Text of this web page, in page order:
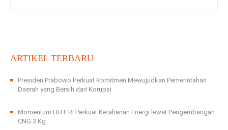
ARTIKEL TERBARU
Presiden Prabowo Perkuat Komitmen Mewujudkan Pemerintahan
Daerah yang Bersih dari Korupsi
Momentum HUT RI Perkuat Ketahanan Energi lewat Pengembangan
CNG 3 Kg